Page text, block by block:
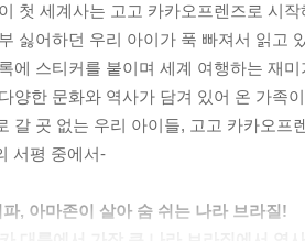
첫 세계사는 고고 카카오프렌즈로 시
싫어하던 우리 아이가 푹 빠져서 읽고
에 스티커를 붙이며 세계 여행하는 재
양한 문화와 역사가 담겨 있어 온 가족
갈 곳 없는 우리 아이들, 고고 카카오프
서평 중에서-
, 아마존이 살아 숨 쉬는 나라 브라질!